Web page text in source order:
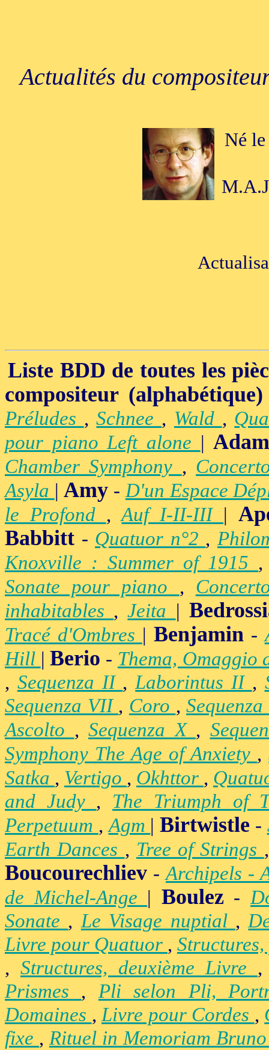
Actualités du
Né le
Liste BDD de toutes les
compositeur (alphabétique)
Préludes ,Schnee , Wald ,
pour piano Left alone |
Chamber Symphony ,
Asyla |Amy -D'un Espace
le Profond ,Auf I-II-III |
Babbitt - Quatuor n°2 ,
Knoxville : Summer of 1915
Sonate pour piano ,
inhabitables ,Jeita |
Tracé d'Ombres | Benjamin-
Hill |Berio - Thema, Omaggio
, Sequenza II ,Laborintus II ,
Sequenza VII , Coro ,
Ascolto , Sequenza X ,
Symphony The Age of Anxiety ,
Satka , Vertigo , Okhttor ,
and Judy , The Triumph of
Perpetuum ,Agm |Birtwistle -
Earth Dances , Tree of Strings
Boucourechliev -Archipels -
de Michel-Ange | Boulez-
Sonate ,Le Visage nuptial ,
Livre pour Quatuor ,
, Structures, deuxième Livre
Prismes , Pli selon Pli,
Domaines ,Livre pour Cordes ,
fixe , Rituel in Memoriam